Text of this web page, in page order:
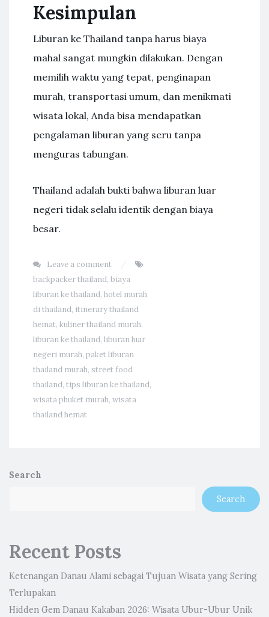
Kesimpulan
Liburan ke Thailand tanpa harus biaya
mahal sangat mungkin dilakukan. Dengan
memilih waktu yang tepat, penginapan
murah, transportasi umum, dan menikmati
wisata lokal, Anda bisa mendapatkan
pengalaman liburan yang seru tanpa
menguras tabungan.
Thailand adalah bukti bahwa liburan luar
negeri tidak selalu identik dengan biaya
besar.
Leave a comment
backpacker thailand, biaya
liburan ke thailand, hotel murah
di thailand, itinerary thailand
hemat, kuliner thailand murah,
liburan ke thailand, liburan luar
negeri murah, paket liburan
thailand murah, street food
thailand, tips liburan ke thailand,
wisata phuket murah, wisata
thailand hemat
Search
Search
Recent Posts
Ketenangan Danau Alami sebagai Tujuan Wisata yang Sering
Terlupakan
Hidden Gem Danau Kakaban 2026: Wisata Ubur-Ubur Unik